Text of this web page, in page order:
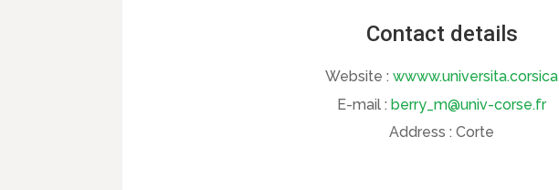
Contact details
Website :wwww.universita.corsica
E-mail : berry_m@univ-corse.fr
Address :Corte